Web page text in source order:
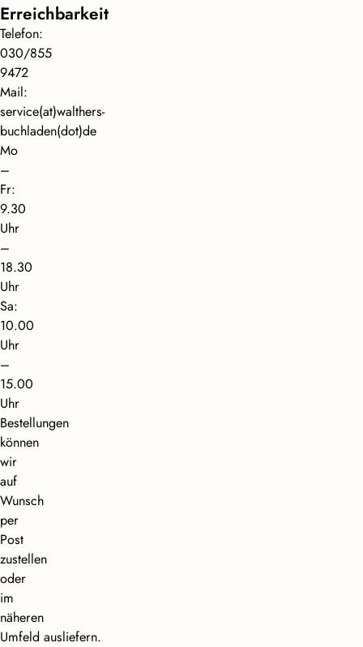
Erreichbarkeit
Telefon:
030/855
9472
Mail:
service(at)walthers-
buchladen(dot)de
Mo
–
Fr:
9.30
Uhr
–
18.30
Uhr
Sa:
10.00
Uhr
–
15.00
Uhr
Bestellungen
können
wir
auf
Wunsch
per
Post
zustellen
oder
im
näheren
Umfeld ausliefern.